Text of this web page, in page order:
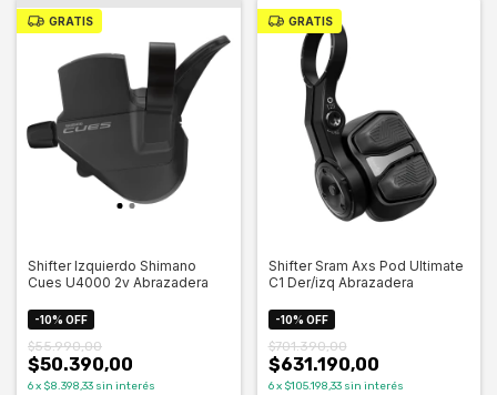
GRATIS
Shifter Izquierdo Shimano
Cues U4000 2v Abrazadera
-10% OFF
$50.390,00
$55.990,00
6x $8.398,33 sin interés
GRATIS
Shifter Sram Axs Pod Ultimate
C1 Der/izq Abrazadera
-10% OFF
$631.190,00
$701.390,00
6 x $105.198,33 sin interés